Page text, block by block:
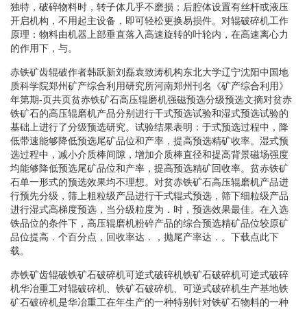
独特，破碎物料时，转子体几乎不磨损；后腔体设置有丝杆或液压
开启机构，不用起主设备，即可轻松更换易损件。对辊破碎机工作
原理：物料由机器上部垂直落入高速旋转的叶轮内，在高速离心力
的作用下，与。
赤铁矿齿辊破作者韩跃新刘磊袁致涛机构东北大学辽宁沈阳中国地
质科学院郑州矿产综合利用研究所河南郑州刊名《矿产综合利用》
年第期-页共页贫赤铁矿石高压辊磨机强磁预选分级预选文摘对贫赤
铁矿石的高压辊磨机产品分别进行干式预选试验和湿式预选试验的
基础上进行了分级预选研究。试验结果表明：于式预选过程中，降
低带速能够降低预选尾矿品位和产率，提高预选精矿收率。湿式预
选过程中，减小介质棒间隙，增加介质棒直径和提高背景磁场强度
均能够降低预选尾矿品位和产率，提高预选精矿回收率。贫赤铁矿
石单一形式的预选效果均不理想。对贫赤铁矿石高压辊磨机产品进
行预先分级，筛上粗粒级产品进行干式辊式预选，筛下细粒级产品
进行湿式高梯度预选，当分级粒度为．时，预选效果最佳。在入选
铁品位的条件下，高压辊磨机粉碎产品的综合预选精矿品位较原矿
品位提高．个百分点，回收率达．，抛尾产率达．。下载点此下
载。
赤铁矿齿辊破铁矿石破碎机可逆式破碎机铁矿石破碎机可逆式破碎
机华冶重工对辊破碎机、铁矿石破碎机、可逆式破碎机生产基地铁
矿石破碎机是华冶重工在年生产的一种特别针对铁矿石物料的一种